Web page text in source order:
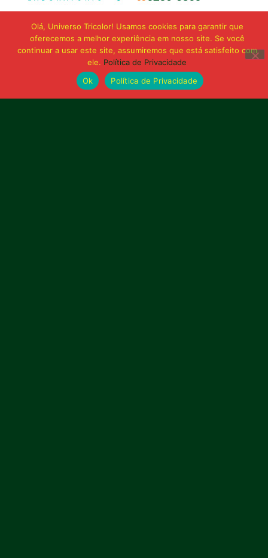
Olá, Universo Tricolor! Usamos cookies para garantir que
oferecemos a melhor experiência em nosso site. Se você
continuar a usar este site, assumiremos que está satisfeito com
ele. Política de Privacidade
Ok
Política de Privacidade